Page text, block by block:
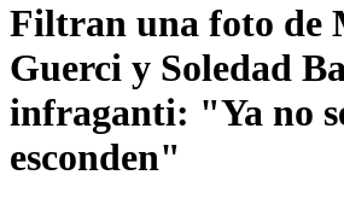
Filtran una foto de
Guerci y Soledad
infraganti: "Ya no
esconden"